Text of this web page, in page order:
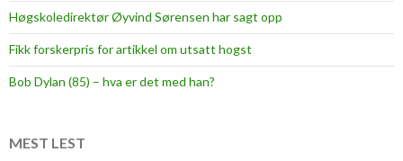
t
:
S
Høgskoledirektør Øyvind Sørensen har sagt opp
Fikk forskerpris for artikkel om utsatt hogst
Bob Dylan (85) – hva er det med han?
MEST LEST